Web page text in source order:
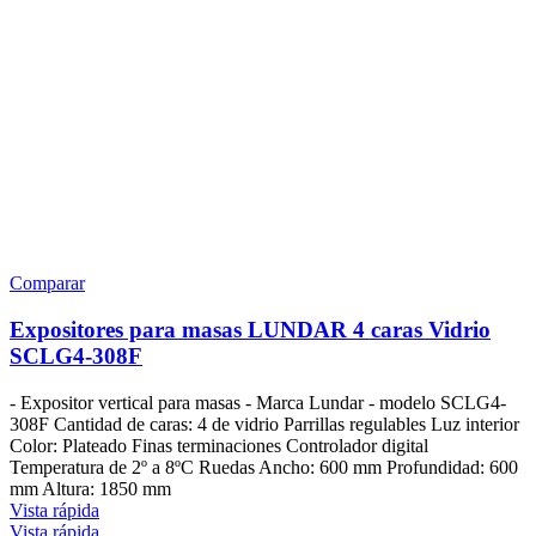
Comparar
Expositores para masas LUNDAR 4 caras Vidrio
SCLG4-308F
- Expositor vertical para masas - Marca Lundar - modelo SCLG4-
308F Cantidad de caras: 4 de vidrio Parrillas regulables Luz interior
Color: Plateado Finas terminaciones Controlador digital
Temperatura de 2º a 8ºC Ruedas Ancho: 600 mm Profundidad: 600
mm Altura: 1850 mm
Vista rápida
Vista rápida